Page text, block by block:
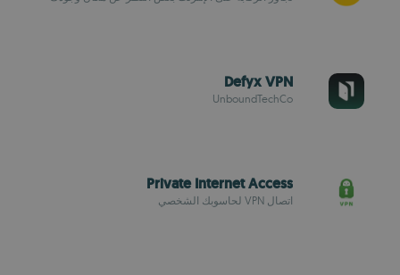
Defyx VPN
UnboundTechCo
Private Internet Access
اتصال VPN لحاسوبك الشخصي